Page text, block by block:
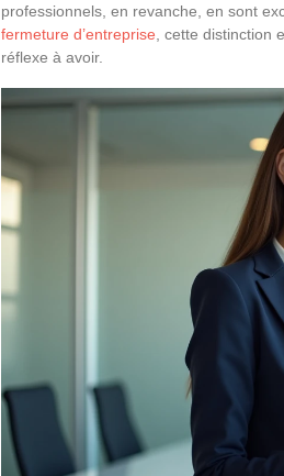
professionnels, en revanche, en sont
fermeture d’entreprise , cette
réflexe à avoir.